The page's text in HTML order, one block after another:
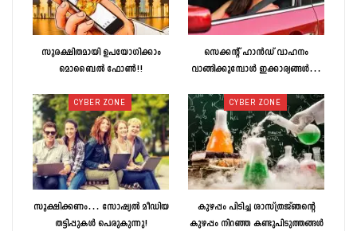
സുരക്ഷിതമായി ഉപയോഗിക്കാം
മൊബൈല്‍ ഫോണ്‍!!
സെക്കന്റ് ഹാന്‍ഡ് വാഹനം
വാങ്ങിക്കുമ്പോള്‍ ഇക്കാര്യങ്ങള്‍…
CYBER ZONE
സൂക്ഷിക്കണം… സോഷ്യല്‍ മീഡിയ
തട്ടിപ്പുകള്‍ പെരുകുന്നു!
CYBER ZONE
കുഴപ്പം പിടിച്ച ശാസ്ത്രജ്ഞന്റെ
കുഴപ്പം നിറഞ്ഞ കണ്ടുപിടുത്തങ്ങള്‍